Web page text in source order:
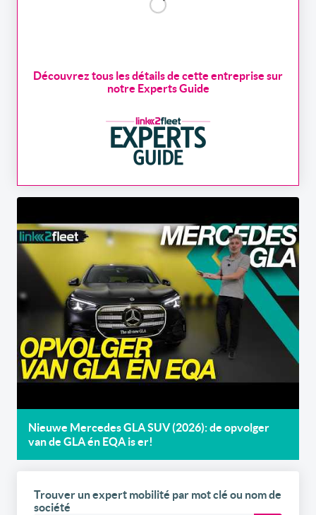
Découvrez tous les détails de cette entreprise sur
notre Experts Guide
Nieuwe Mercedes GLA SUV (2026): de opvolger
van de GLA én EQA is er!
Trouver un expert mobilité par mot clé ou nom de
société